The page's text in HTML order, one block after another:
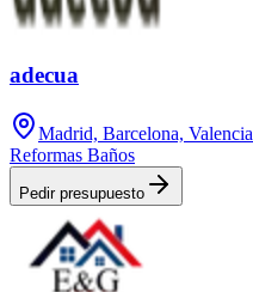
adecua
Madrid, Barcelona, Valencia
Reformas Baños
Pedir presupuesto